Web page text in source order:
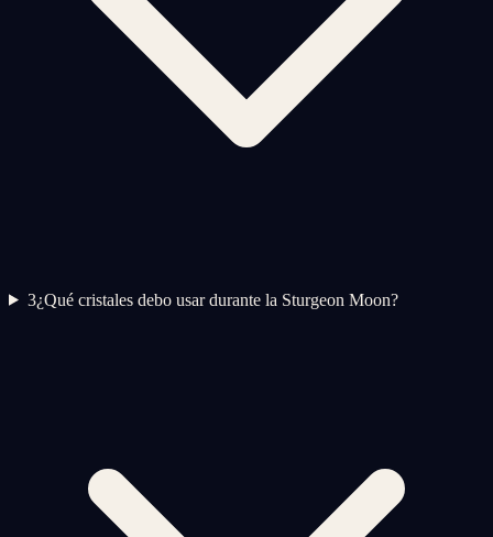
3¿Qué cristales debo usar durante la Sturgeon Moon?